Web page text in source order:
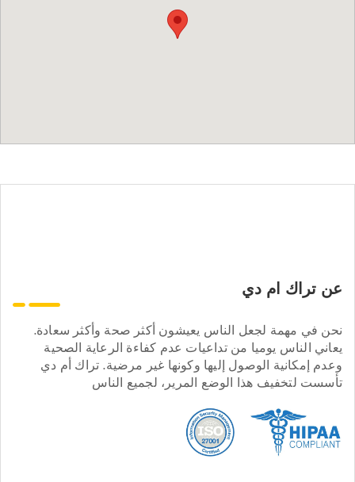
عن تراك ام دي
نحن في مهمة لجعل الناس يعيشون أكثر صحة وأكثر سعادة.
يعاني الناس يوميا من تداعيات عدم كفاءة الرعاية الصحية
وعدم إمكانية الوصول إليها وكونها غير مرضية. تراك أم دي
تأسست لتخفيف هذا الوضع المرير، لجميع الناس